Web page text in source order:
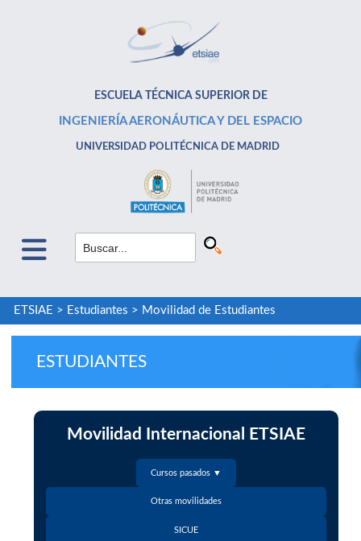
ESCUELA TÉCNICA SUPERIOR DE
INGENIERÍA AERONÁUTICA Y DEL ESPACIO
UNIVERSIDAD POLITÉCNICA DE MADRID
ETSIAE > Estudiantes > Movilidad de Estudiantes
ESTUDIANTES
Movilidad Internacional ETSIAE
Cursos pasados ▼
Otras movilidades
SICUE